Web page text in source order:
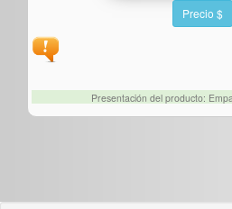
Precio $
Presentación del producto: